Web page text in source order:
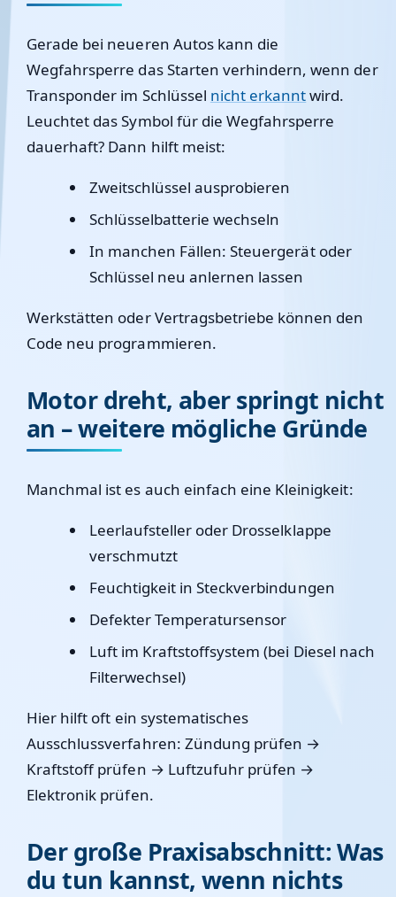
Gerade bei neueren Autos kann die
Wegfahrsperre das Starten verhindern, wenn der
Transponder im Schlüssel nicht erkanntwird.
Leuchtet das Symbol für die Wegfahrsperre
dauerhaft? Dann hilft meist:
Zweitschlüssel ausprobieren
Schlüsselbatterie wechseln
In manchen Fällen: Steuergerät oder
Schlüssel neu anlernen lassen
Werkstätten oder Vertragsbetriebe können den
Code neu programmieren.
Motor dreht, aber springt nicht
an – weitere mögliche Gründe
Manchmal ist es auch einfach eine Kleinigkeit:
Leerlaufsteller oder Drosselklappe
verschmutzt
Feuchtigkeit in Steckverbindungen
Defekter Temperatursensor
Luft im Kraftstoffsystem (bei Diesel nach
Filterwechsel)
Hier hilft oft ein systematisches
Ausschlussverfahren: Zündung prüfen →
Kraftstoff prüfen → Luftzufuhr prüfen →
Elektronik prüfen.
Der große Praxisabschnitt: Was
du tun kannst, wenn nichts